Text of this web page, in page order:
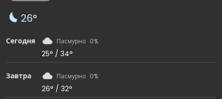
26°
Сегодня Пасмурно · 0%
25° / 34°
Завтра Пасмурно · 0%
26° / 32°